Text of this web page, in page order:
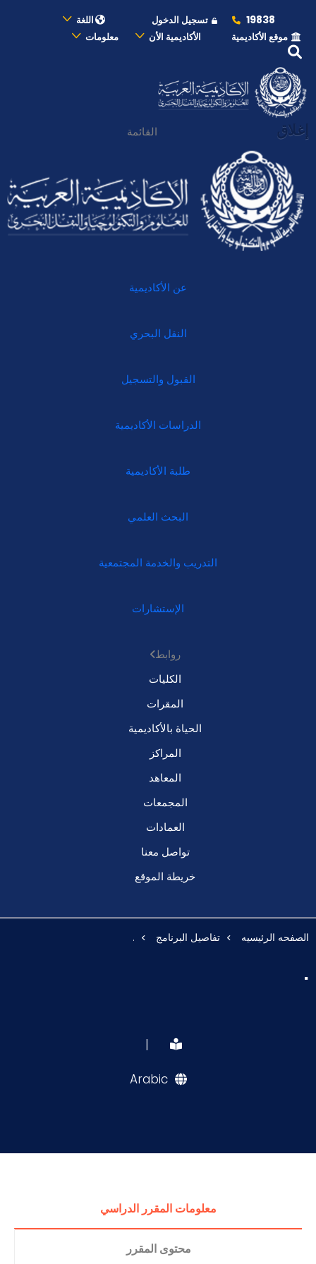
19838 تسجيل الدخول
اللغة
موقع الأكاديمية
الأكاديمية الأن معلومات
إغلاق القائمة
عن الأكاديمية
النقل البحري
القبول والتسجيل
الدراسات الأكاديمية
طلبة الأكاديمية
البحث العلمي
التدريب والخدمة المجتمعية
الإستشارات
روابط
الكليات
المقرات
الحياة بالأكاديمية
المراكز
المعاهد
المجمعات
العمادات
تواصل معنا
خريطة الموقع
الصفحه الرئيسيه تفاصيل البرنامج .
.
|
Arabic
معلومات المقرر الدراسي
محتوى المقرر